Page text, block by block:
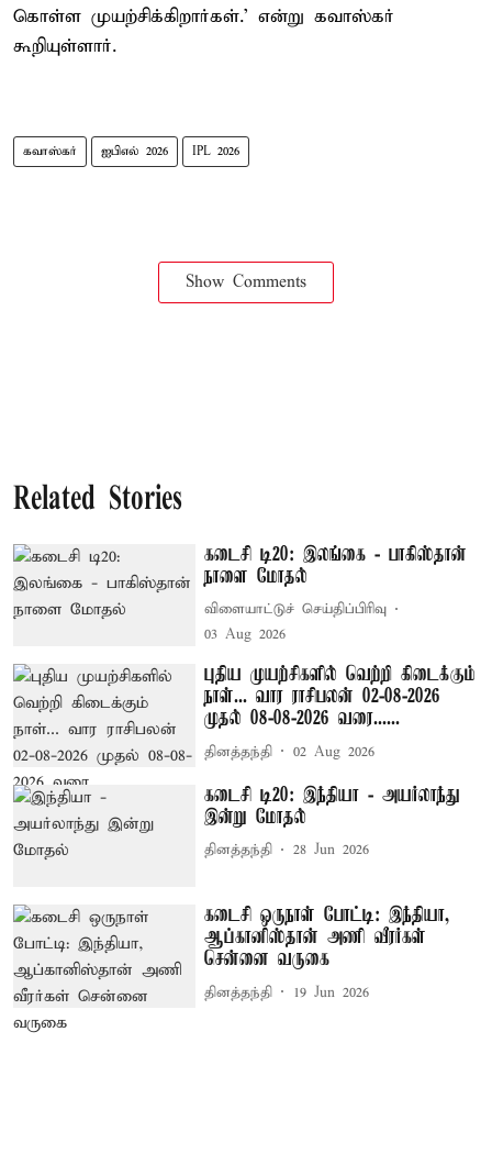
கொள்ள முயற்சிக்கிறார்கள்.' என்று கவாஸ்கர்
கூறியுள்ளார்.
கவாஸ்கர் ஐபிஎல் 2026 IPL 2026
Show Comments
Related Stories
கடைசி டி20: இலங்கை - பாகிஸ்தான்
நாளை மோதல்
விளையாட்டுச் செய்திப்பிரிவு
03 Aug 2026
புதிய முயற்சிகளில் வெற்றி கிடைக்கும்
நாள்... வார ராசிபலன் 02-08-2026
முதல் 08-08-2026 வரை......
தினத்தந்தி 02 Aug 2026
கடைசி டி20: இந்தியா - அயர்லாந்து
இன்று மோதல்
தினத்தந்தி 28 Jun 2026
கடைசி ஒருநாள் போட்டி: இந்தியா,
ஆப்கானிஸ்தான் அணி வீரர்கள்
சென்னை வருகை
தினத்தந்தி 19 Jun 2026